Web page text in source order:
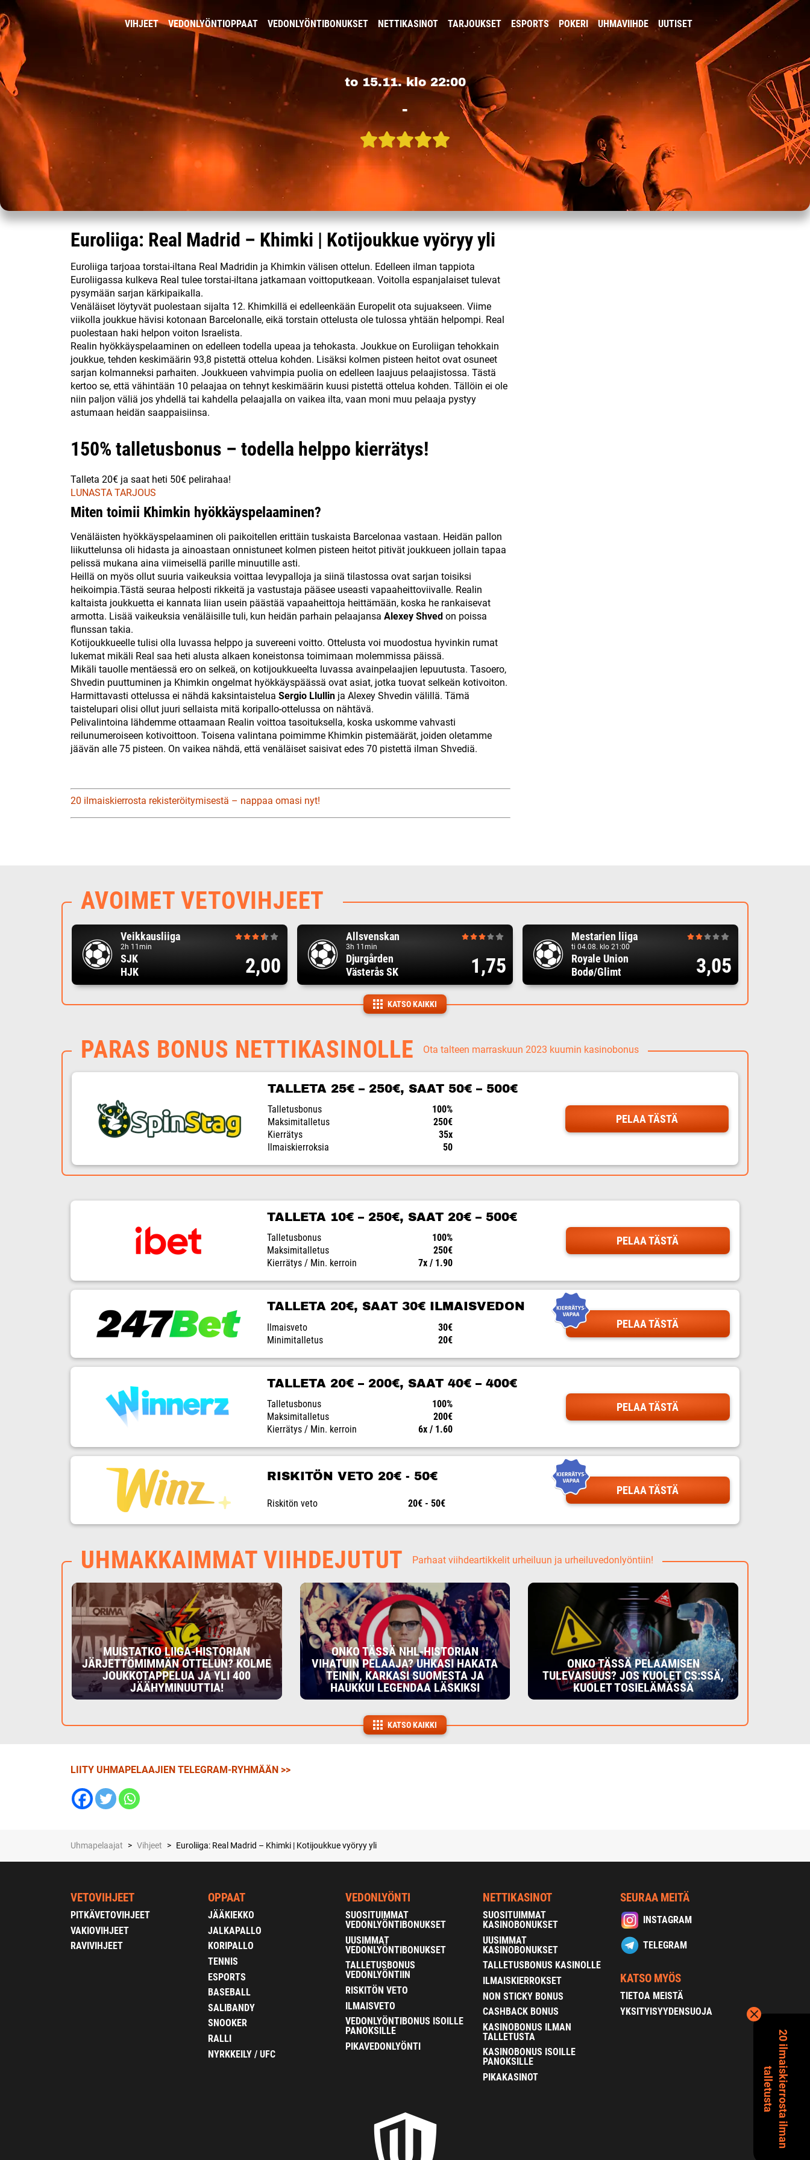
VIHJEET VEDONLYÖNTIOPPAAT VEDONLYÖNTIBONUKSET NETTIKASINOT TARJOUKSET ESPORTS POKERI UHMAVIIHDE UUTISET
to 15.11. klo 22:00
-
Euroliiga: Real Madrid – Khimki | Kotijoukkue vyöryy yli
Euroliiga tarjoaa torstai-iltana Real Madridin ja Khimkin välisen ottelun. Edelleen ilman tappiota
Euroliigassa kulkeva Real tulee torstai-iltana jatkamaan voittoputkeaan. Voitolla espanjalaiset tulevat
pysymään sarjan kärkipaikalla.
Venäläiset löytyvät puolestaan sijalta 12. Khimkillä ei edelleenkään Europelit ota sujuakseen. Viime
viikolla joukkue hävisi kotonaan Barcelonalle, eikä torstain ottelusta ole tulossa yhtään helpompi. Real
puolestaan haki helpon voiton Israelista.
Realin hyökkäyspelaaminen on edelleen todella upeaa ja tehokasta. Joukkue on Euroliigan tehokkain
joukkue, tehden keskimäärin 93,8 pistettä ottelua kohden. Lisäksi kolmen pisteen heitot ovat osuneet
sarjan kolmanneksi parhaiten. Joukkueen vahvimpia puolia on edelleen laajuus pelaajistossa. Tästä
kertoo se, että vähintään 10 pelaajaa on tehnyt keskimäärin kuusi pistettä ottelua kohden. Tällöin ei ole
niin paljon väliä jos yhdellä tai kahdella pelaajalla on vaikea ilta, vaan moni muu pelaaja pystyy
astumaan heidän saappaisiinsa.
150% talletusbonus – todella helppo kierrätys!
Talleta 20€ ja saat heti 50€ pelirahaa!
LUNASTA TARJOUS
Miten toimii Khimkin hyökkäyspelaaminen?
Venäläisten hyökkäyspelaaminen oli paikoitellen erittäin tuskaista Barcelonaa vastaan. Heidän pallon
liikuttelunsa oli hidasta ja ainoastaan onnistuneet kolmen pisteen heitot pitivät joukkueen jollain tapaa
pelissä mukana aina viimeisellä parille minuutille asti.
Heillä on myös ollut suuria vaikeuksia voittaa levypalloja ja siinä tilastossa ovat sarjan toisiksi
heikoimpia.Tästä seuraa helposti rikkeitä ja vastustaja pääsee useasti vapaaheittoviivalle. Realin
kaltaista joukkuetta ei kannata liian usein päästää vapaaheittoja heittämään, koska he rankaisevat
armotta. Lisää vaikeuksia venäläisille tuli, kun heidän parhain pelaajansa Alexey Shved on poissa
flunssan takia.
Kotijoukkueelle tulisi olla luvassa helppo ja suvereeni voitto. Ottelusta voi muodostua hyvinkin rumat
lukemat mikäli Real saa heti alusta alkaen koneistonsa toimimaan molemmissa päissä.
Mikäli tauolle mentäessä ero on selkeä, on kotijoukkueelta luvassa avainpelaajien lepuutusta. Tasoero,
Shvedin puuttuminen ja Khimkin ongelmat hyökkäyspäässä ovat asiat, jotka tuovat selkeän kotivoiton.
Harmittavasti ottelussa ei nähdä kaksintaistelua Sergio Llullin ja Alexey Shvedin välillä. Tämä
taistelupari olisi ollut juuri sellaista mitä koripallo-ottelussa on nähtävä.
Pelivalintoina lähdemme ottaamaan Realin voittoa tasoituksella, koska uskomme vahvasti
reilunumeroiseen kotivoittoon. Toisena valintana poimimme Khimkin pistemäärät, joiden oletamme
jäävän alle 75 pisteen. On vaikea nähdä, että venäläiset saisivat edes 70 pistettä ilman Shvediä.
20 ilmaiskierrosta rekisteröitymisestä – nappaa omasi nyt!
AVOIMET VETOVIHJEET
Veikkausliiga
2h 11min
SJK
HJK
2,00
Allsvenskan
3h 11min
Djurgården
Västerås SK
1,75
Mestarien liiga
ti 04.08. klo 21:00
Royale Union
Bodø/Glimt
3,05
KATSO KAIKKI
PARAS BONUS NETTIKASINOLLE Ota talteen marraskuun 2023 kuumin kasinobonus
TALLETA 25€ – 250€, SAAT 50€ – 500€
Talletusbonus
100%
Maksimitalletus
250€
Kierrätys
35x
Ilmaiskierroksia
50
PELAA TÄSTÄ
TALLETA 10€ – 250€, SAAT 20€ – 500€
Talletusbonus
100%
Maksimitalletus
250€
Kierrätys / Min. kerroin
7x / 1.90
PELAA TÄSTÄ
TALLETA 20€, SAAT 30€ ILMAISVEDON
Ilmaisveto
30€
Minimitalletus
20€
PELAA TÄSTÄ
TALLETA 20€ – 200€, SAAT 40€ – 400€
Talletusbonus
100%
Maksimitalletus
200€
Kierrätys / Min. kerroin
6x / 1.60
PELAA TÄSTÄ
RISKITÖN VETO 20€ - 50€
Riskitön veto 20€ - 50€
PELAA TÄSTÄ
UHMAKKAIMMAT VIIHDEJUTUT Parhaat viihdeartikkelit urheiluun ja urheiluvedonlyöntiin!
MUISTATKO LIIGA-HISTORIAN
JÄRJETTÖMIMMÄN OTTELUN? KOLME
JOUKKOTAPPELUA JA YLI 400
JÄÄHYMINUUTTIA!
ONKO TÄSSÄ NHL-HISTORIAN
VIHATUIN PELAAJA? UHKASI HAKATA
TEININ, KARKASI SUOMESTA JA
HAUKKUI LEGENDAA LÄSKIKSI
ONKO TÄSSÄ PELAAMISEN
TULEVAISUUS? JOS KUOLET CS:SSÄ,
KUOLET TOSIELÄMÄSSÄ
KATSO KAIKKI
LIITY UHMAPELAAJIEN TELEGRAM-RYHMÄÄN >>
Uhmapelaajat > Vihjeet > Euroliiga: Real Madrid – Khimki | Kotijoukkue vyöryy yli
VETOVIHJEET
PITKÄVETOVIHJEET
VAKIOVIHJEET
RAVIVIHJEET
OPPAAT
JÄÄKIEKKO
JALKAPALLO
KORIPALLO
TENNIS
ESPORTS
BASEBALL
SALIBANDY
SNOOKER
RALLI
NYRKKEILY / UFC
VEDONLYÖNTI
SUOSITUIMMAT
VEDONLYÖNTIBONUKSET
UUSIMMAT
VEDONLYÖNTIBONUKSET
TALLETUSBONUS
VEDONLYÖNTIIN
RISKITÖN VETO
ILMAISVETO
VEDONLYÖNTIBONUS ISOILLE
PANOKSILLE
PIKAVEDONLYÖNTI
NETTIKASINOT
SUOSITUIMMAT
KASINOBONUKSET
UUSIMMAT
KASINOBONUKSET
TALLETUSBONUS KASINOLLE
ILMAISKIERROKSET
NON STICKY BONUS
CASHBACK BONUS
KASINOBONUS ILMAN
TALLETUSTA
KASINOBONUS ISOILLE
PANOKSILLE
PIKAKASINOT
SEURAA MEITÄ
INSTAGRAM
TELEGRAM
KATSO MYÖS
TIETOA MEISTÄ
YKSITYISYYDENSUOJA
2
0
i
l
m
a
is
k
i
e
r
r
o
s
t
a
i
l
m
a
n
ta
l
l
e
t
u
s
t
a